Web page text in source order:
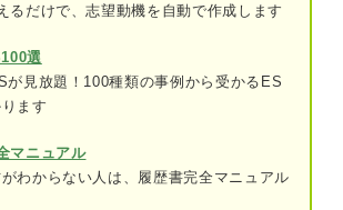
本人希望記入欄
するには？ 美容師の履歴書の志望動機・自
書くコツ
や客層を理解する
るだけで、志望動機を自動で作成します
選
が見放題！100種類の事例から受かるES
ます
マニュアル
わからない人は、履歴書完全マニュアル